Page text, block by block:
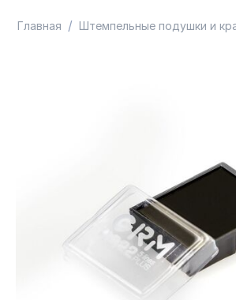
Главная / Штемпельные подушки и